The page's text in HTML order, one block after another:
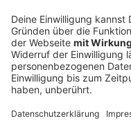
100 Prozent
Cookies ist es ja
Speicherdauer
da jetzt nicht von
kürzeren
ein paar Wochen.
Wissens nach